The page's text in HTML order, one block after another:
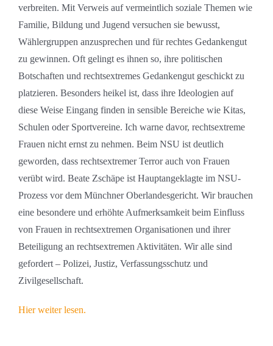
verbreiten. Mit Verweis auf vermeintlich soziale Themen wie
Familie, Bildung und Jugend versuchen sie bewusst,
Wählergruppen anzusprechen und für rechtes Gedankengut
zu gewinnen. Oft gelingt es ihnen so, ihre politischen
Botschaften und rechtsextremes Gedankengut geschickt zu
platzieren. Besonders heikel ist, dass ihre Ideologien auf
diese Weise Eingang finden in sensible Bereiche wie Kitas,
Schulen oder Sportvereine. Ich warne davor, rechtsextreme
Frauen nicht ernst zu nehmen. Beim NSU ist deutlich
geworden, dass rechtsextremer Terror auch von Frauen
verübt wird. Beate Zschäpe ist Hauptangeklagte im NSU-
Prozess vor dem Münchner Oberlandesgericht. Wir brauchen
eine besondere und erhöhte Aufmerksamkeit beim Einfluss
von Frauen in rechtsextremen Organisationen und ihrer
Beteiligung an rechtsextremen Aktivitäten. Wir alle sind
gefordert – Polizei, Justiz, Verfassungsschutz und
Zivilgesellschaft.
Hier weiter lesen.